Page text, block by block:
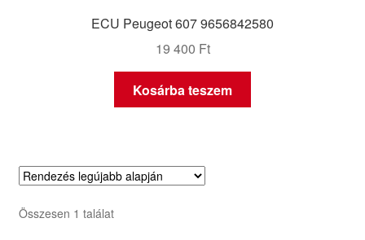
ECU Peugeot 607 9656842580
19 400 Ft
Kosárba teszem
Összesen 1 találat